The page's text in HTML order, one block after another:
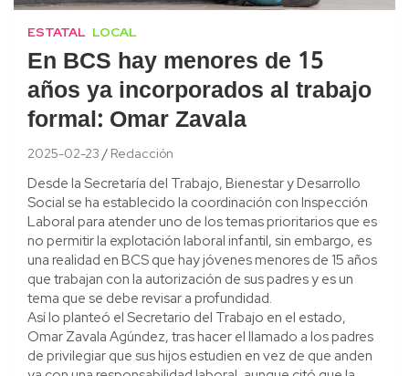
ESTATAL LOCAL
En BCS hay menores de 15
años ya incorporados al trabajo
formal: Omar Zavala
2025-02-23 Redacción
Desde la Secretaría del Trabajo, Bienestar y Desarrollo
Social se ha establecido la coordinación con Inspección
Laboral para atender uno de los temas prioritarios que es
no permitir la explotación laboral infantil, sin embargo, es
una realidad en BCS que hay jóvenes menores de 15 años
que trabajan con la autorización de sus padres y es un
tema que se debe revisar a profundidad.
Así lo planteó el Secretario del Trabajo en el estado,
Omar Zavala Agúndez, tras hacer el llamado a los padres
de privilegiar que sus hijos estudien en vez de que anden